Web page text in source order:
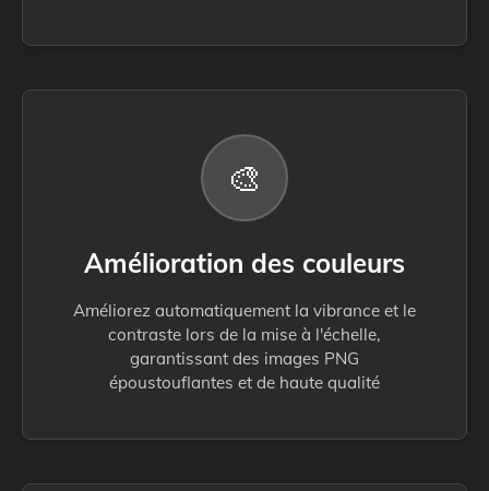
🎨
Amélioration des couleurs
Améliorez automatiquement la vibrance et le
contraste lors de la mise à l'échelle,
garantissant des images PNG
époustouflantes et de haute qualité